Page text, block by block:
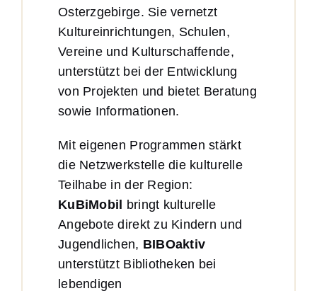
Osterzgebirge. Sie vernetzt
Kultureinrichtungen, Schulen,
Vereine und Kulturschaffende,
unterstützt bei der Entwicklung
von Projekten und bietet Beratung
sowie Informationen.
Mit eigenen Programmen stärkt
die Netzwerkstelle die kulturelle
Teilhabe in der Region:
KuBiMobil bringt kulturelle
Angebote direkt zu Kindern und
Jugendlichen, BIBOaktiv
unterstützt Bibliotheken bei
lebendigen